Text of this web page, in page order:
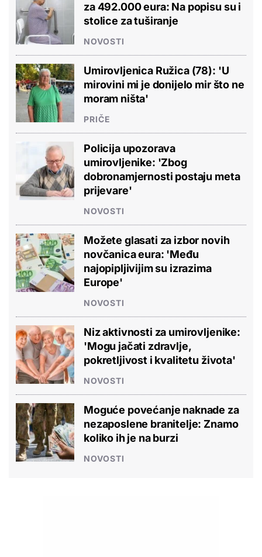
za 492.000 eura: Na popisu su i
stolice za tuširanje
NOVOSTI
Umirovljenica Ružica (78): 'U
mirovini mi je donijelo mir što ne
moram ništa'
PRIČE
Policija upozorava
umirovljenike: 'Zbog
dobronamjernosti postaju meta
prijevare'
NOVOSTI
Možete glasati za izbor novih
novčanica eura: 'Među
najopipljivijim su izrazima
Europe'
NOVOSTI
Niz aktivnosti za umirovljenike:
'Mogu jačati zdravlje,
pokretljivost i kvalitetu života'
NOVOSTI
Moguće povećanje naknade za
nezaposlene branitelje: Znamo
koliko ih je na burzi
NOVOSTI